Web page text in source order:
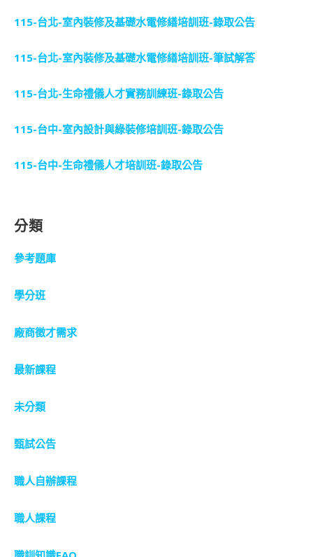
115-台北-室內裝修及基礎水電修繕培訓班-錄取公告
115-台北-室內裝修及基礎水電修繕培訓班-筆試解答
115-台北-生命禮儀人才實務訓練班-錄取公告
115-台中-室內設計與綠裝修培訓班-錄取公告
115-台中-生命禮儀人才培訓班-錄取公告
分類
參考題庫
學分班
廠商徵才需求
最新課程
未分類
甄試公告
職人自辦課程
職人課程